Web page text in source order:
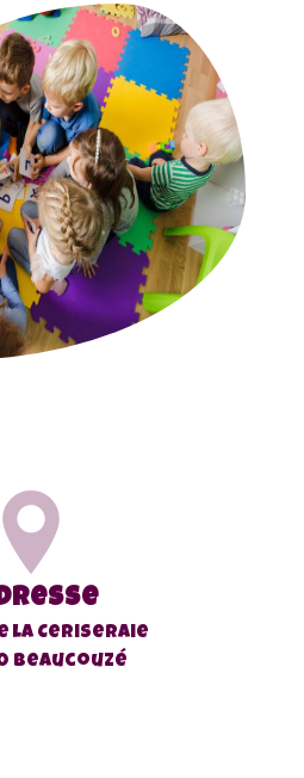
la Ceriseraie
Beaucouzé